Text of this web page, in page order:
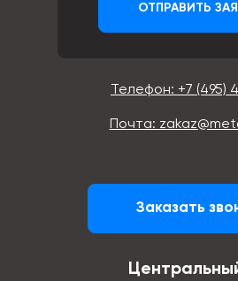
ОТПРАВИТЬ
Телефон: +7 (495)
Почта:
Заказать